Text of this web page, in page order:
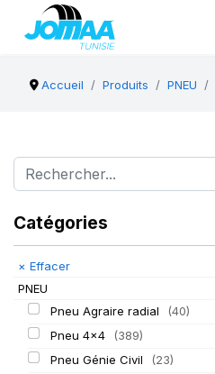
Accueil Produits PNEU
Catégories
× Effacer
PNEU
Pneu Agraire radial
(40)
Pneu 4x4
(389)
Pneu Génie Civil
(23)